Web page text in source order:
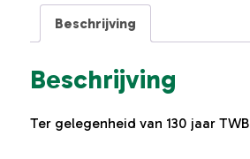
Beschrijving
Beschrijving
Ter gelegenheid van 130 jaar TWB